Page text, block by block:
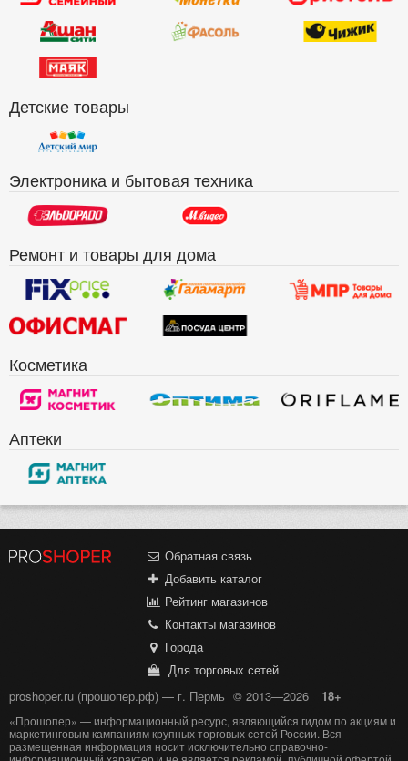
Детские товары
Электроника и бытовая техника
Ремонт и товары для дома
Косметика
Аптеки
Обратная связь
Добавить каталог
Рейтинг магазинов
Контакты магазинов
Города
Для торговых сетей
proshoper.ru (прошопер.рф) — г. Пермь © 2013—2026 18+
«Прошопер» — информационный ресурс, являющийся гидом по акциям и
маркетинговым кампаниям крупных торговых сетей России. Вся
размещенная информация носит исключительно справочно-